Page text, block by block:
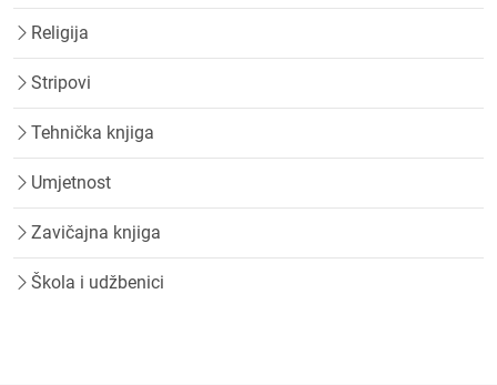
Religija
Stripovi
Tehnička knjiga
Umjetnost
Zavičajna knjiga
Škola i udžbenici